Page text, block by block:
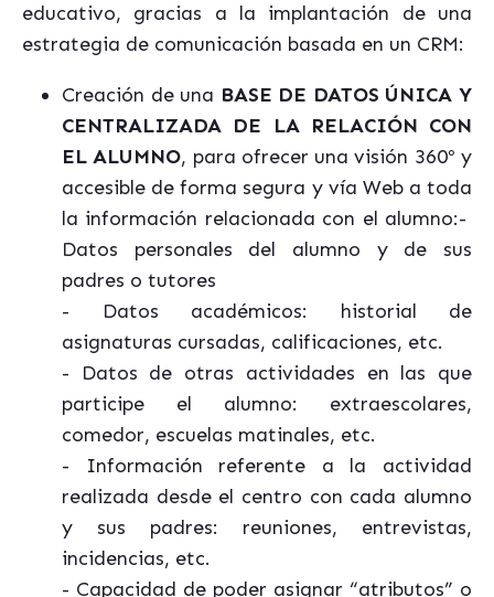
educativo, gracias a la implantación de una
estrategia de comunicación basada en un CRM:
Creación de una BASE DE DATOS ÚNICA Y
CENTRALIZADA DE LA RELACIÓN CON
EL ALUMNO, para ofrecer una visión 360º y
accesible de forma segura y vía Web a toda
la información relacionada con el alumno:-
Datos personales del alumno y de sus
padres o tutores
- Datos académicos: historial de
asignaturas cursadas, calificaciones, etc.
- Datos de otras actividades en las que
participe el alumno: extraescolares,
comedor, escuelas matinales, etc.
- Información referente a la actividad
realizada desde el centro con cada alumno
y sus padres: reuniones, entrevistas,
incidencias, etc.
- Capacidad de poder asignar “atributos” o